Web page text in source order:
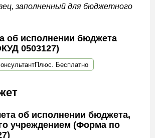
заполненный для бюджетного
об исполнении бюджета
0503127)
Бесплатно
об исполнении бюджета,
учреждением (Форма по